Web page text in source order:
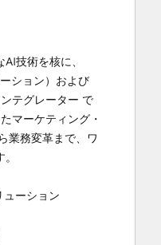
技術を核に、
ション）および
テグレーター で
マーケティング・
業務変革まで、ワ
ーション